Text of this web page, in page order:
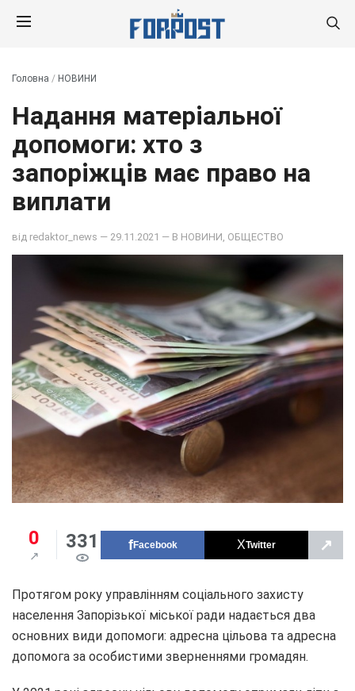
Головна / НОВИНИ
Надання матеріальної
допомоги: хто з
запоріжців має право на
виплати
від redaktor_news — 29.11.2021 — В НОВИНИ ОБЩЕСТВО
0 331 Facebook Twitter ↗
Протягом року управлінням соціального захисту
населення Запорізької міської ради надається два
основних види допомоги: адресна цільова та адресна
допомога за особистими зверненнями громадян.